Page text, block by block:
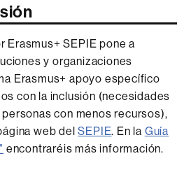
Erasmus+ SEPIE pone a
y organizaciones
Erasmus+ apoyo específico
con la inclusión (necesidades
con menos recursos),
web delSEPIE. En la Guía
encontraréis más información.